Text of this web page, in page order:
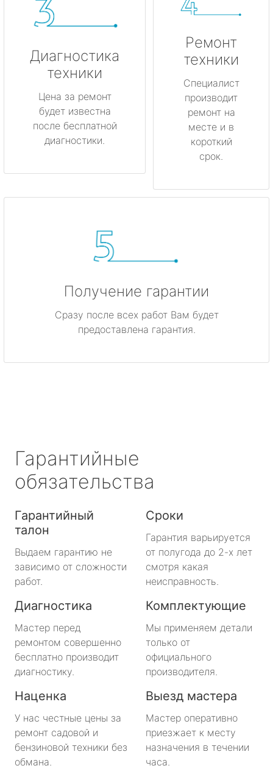
Диагностика
техники
Цена за ремонт
будет известна
после бесплатной
диагностики.
Ремонт
техники
Специалист
производит
ремонт на
месте и в
короткий
срок.
Получение гарантии
Сразу после всех работ Вам будет
предоставлена гарантия.
Гарантийные
обязательства
Гарантийный
талон
Выдаем гарантию не
зависимо от сложности
работ.
Сроки
Гарантия варьируется
от полугода до 2-х лет
смотря какая
неисправность.
Диагностика
Мастер перед
ремонтом совершенно
бесплатно производит
диагностику.
Комплектующие
Мы применяем детали
только от
официального
производителя.
Наценка
У нас честные цены за
ремонт садовой и
бензиновой техники без
обмана.
Выезд мастера
Мастер оперативно
приезжает к месту
назначения в течении
часа.